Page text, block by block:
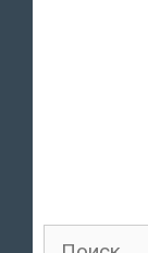
Поиск